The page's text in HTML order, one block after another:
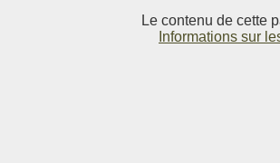
Le contenu de cette
Informations sur